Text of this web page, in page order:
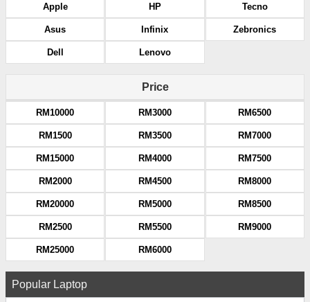
Apple
Asus
Dell
HP
Infinix
Lenovo
Tecno
Zebronics
Price
RM10000
RM1500
RM15000
RM2000
RM20000
RM2500
RM25000
RM3000
RM3500
RM4000
RM4500
RM5000
RM5500
RM6000
RM6500
RM7000
RM7500
RM8000
RM8500
RM9000
Popular Laptop